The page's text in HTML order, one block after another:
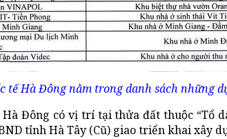
tế Hà Đông nằm trong danh sách những
Đông có vị trí tại thửa đất thuộc “Tổ
tỉnh Hà Tây (Cũ) giao triển khai xây